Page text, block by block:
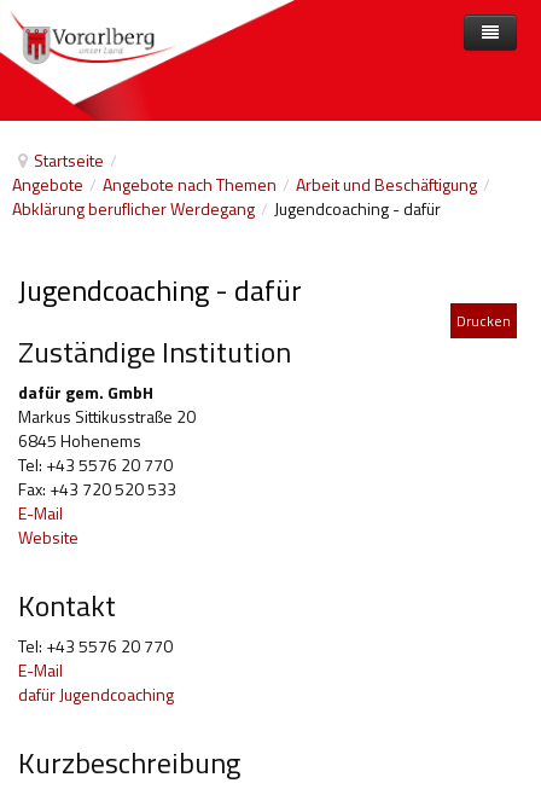
Startseite /
Angebote / Angebote nach Themen / Arbeit und Beschäftigung /
Abklärung beruflicher Werdegang / Jugendcoaching - dafür
Jugendcoaching - dafür
Drucken
Zuständige Institution
dafür gem. GmbH
Markus Sittikusstraße 20
6845 Hohenems
Tel: +43 5576 20 770
Fax: +43 720 520 533
E-Mail
Website
Kontakt
Tel: +43 5576 20 770
E-Mail
dafür Jugendcoaching
Kurzbeschreibung
Home
Angebote nach Themen
Barrierefreiheit
Freizeit
Gesetze und Verordnungen
Gesetzliche Vertretungen
Gesundheitliche Rehabilitation
Kindheit und Jugend
Selbsthilfe und Selbstvertretung
Unterstützung, Beratung, Assistenz
Anbieter
Veranstaltungen